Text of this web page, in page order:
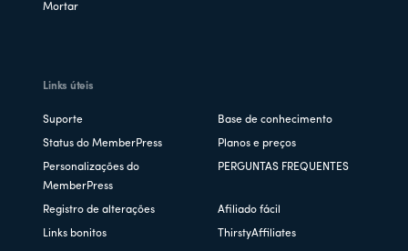
Mortar
Links úteis
Suporte Base de conhecimento
Status do MemberPress Planos e preços
Personalizações do
MemberPress
PERGUNTAS FREQUENTES
Registro de alterações Afiliado fácil
Links bonitos ThirstyAffiliates